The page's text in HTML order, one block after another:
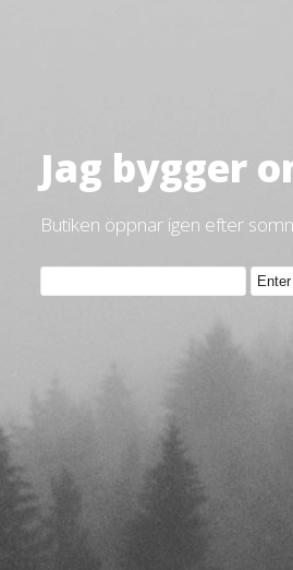
Jag bygger
Butiken öppnar igen efter